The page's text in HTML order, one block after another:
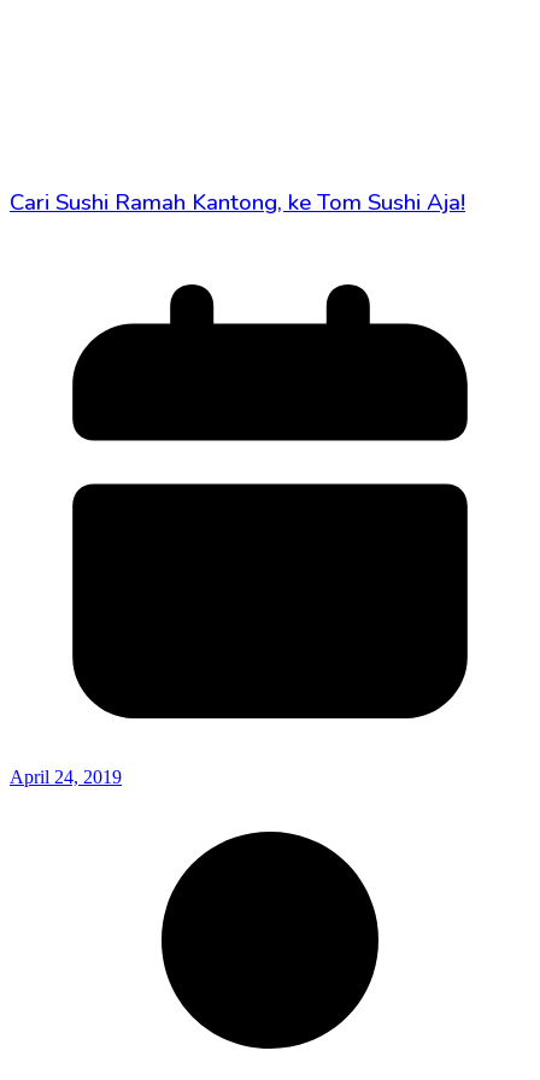
Cari Sushi Ramah Kantong, ke Tom Sushi Aja!
April 24, 2019